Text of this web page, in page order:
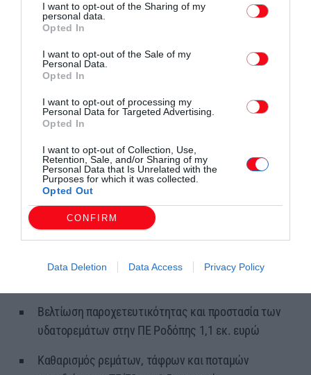
I want to opt-out of the Sharing of my
personal data.
Opted In
I want to opt-out of the Sale of my
Personal Data.
Opted In
I want to opt-out of processing my
Personal Data for Targeted Advertising.
Opted In
I want to opt-out of Collection, Use,
Retention, Sale, and/or Sharing of my
Personal Data that Is Unrelated with the
Purposes for which it was collected.
Opted Out
CONFIRM
Data Deletion Data Access Privacy Policy
Ο Περιφερειάρχης κος Τοψίδης παρουσίασε ενδεικτικά έργα
και δράσεις που έθεσε σε άμεση προτεραιότητα στο
Περιφερειακό Πρόγραμμα Ανάπτυξης ήδη από τις πρώτες
διατρέχουν όλες τις Περιφερειακές Ενότητες όπως:
Συντήρηση και αποκατάσταση της λειτουργικότητας
αντιπλημμυρικών έργων και καθαρισμός κοίτης
ρεμάτων στην ΠΕ Καβάλας 1,3 εκ. ευρώ
Αντιπλημμυρική θωράκιση του ανατολικού
Βελτίωση παροχετευτικότητας και προστασία των
υδατορεμάτων στην ΠΕ Ροδόπης 1,1 εκ. ευρώ
Καθαρισμός ρεμάτων, τάφρων και ποταμών